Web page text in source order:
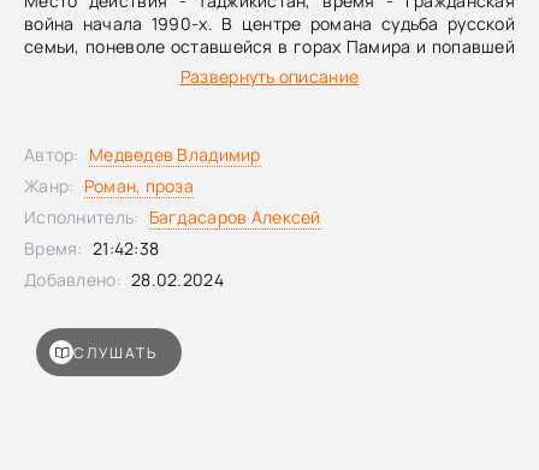
война начала 1990-х. В центре романа судьба русской
семьи, поневоле оставшейся в горах Памира и попавшей
в руки к новым хозяевам страны. Автор - тоже выходец из
Таджикистана. После крушения СССР русские люди ушли
мир на подошвах своих башмаков. Рожденный из
оставшейся на них пыли, Заххок свидетельствует, что
исчезнувшая империя продолжает жить в русском слове.
Развернуть описание
СЛУШАТЬ
Автор: Медведев Владимир
Жанр: Роман, проза
Исполнитель: Багдасаров Алексей
Время: 21:42:38
Добавлено: 28.02.2024